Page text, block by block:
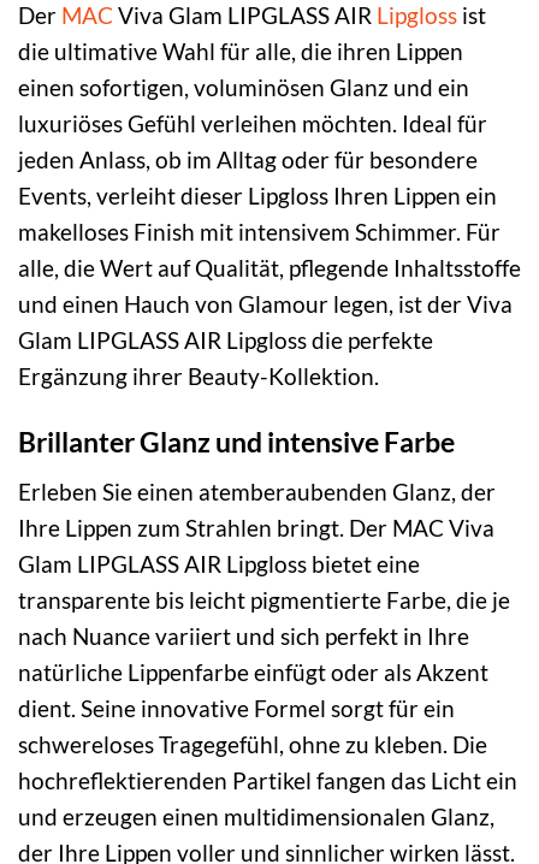
Der MAC Viva Glam LIPGLASS AIR Lipgloss ist
die ultimative Wahl für alle, die ihren Lippen
einen sofortigen, voluminösen Glanz und ein
luxuriöses Gefühl verleihen möchten. Ideal für
jeden Anlass, ob im Alltag oder für besondere
Events, verleiht dieser Lipgloss Ihren Lippen ein
makelloses Finish mit intensivem Schimmer. Für
alle, die Wert auf Qualität, pflegende Inhaltsstoffe
und einen Hauch von Glamour legen, ist der Viva
Glam LIPGLASS AIR Lipgloss die perfekte
Ergänzung ihrer Beauty-Kollektion.
Brillanter Glanz und intensive Farbe
Erleben Sie einen atemberaubenden Glanz, der
Ihre Lippen zum Strahlen bringt. Der MAC Viva
Glam LIPGLASS AIR Lipgloss bietet eine
transparente bis leicht pigmentierte Farbe, die je
nach Nuance variiert und sich perfekt in Ihre
natürliche Lippenfarbe einfügt oder als Akzent
dient. Seine innovative Formel sorgt für ein
schwereloses Tragegefühl, ohne zu kleben. Die
hochreflektierenden Partikel fangen das Licht ein
und erzeugen einen multidimensionalen Glanz,
der Ihre Lippen voller und sinnlicher wirken lässt.